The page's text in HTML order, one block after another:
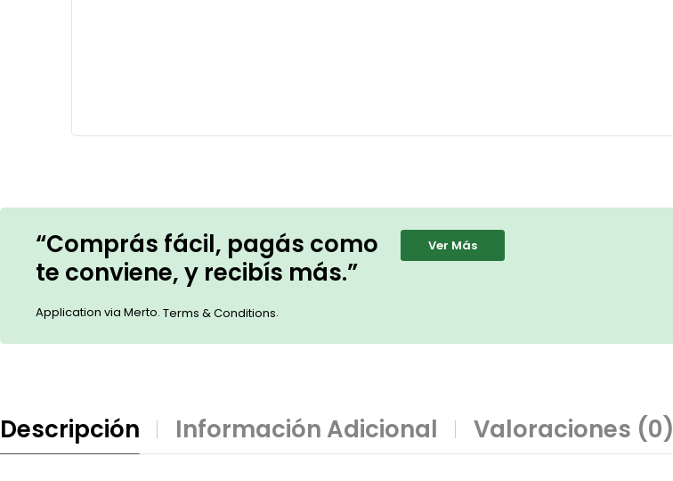
“Comprás fácil, pagás como
te conviene, y recibís más.”
Application via Merto. Terms & Conditions.
Ver Más
Descripción Información Adicional Valoraciones (0)